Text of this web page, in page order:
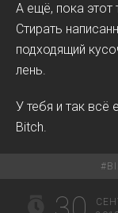
А ещё, пока этот
Стирать
подходящий
лень.
У тебя и так всё
Bitch.
#